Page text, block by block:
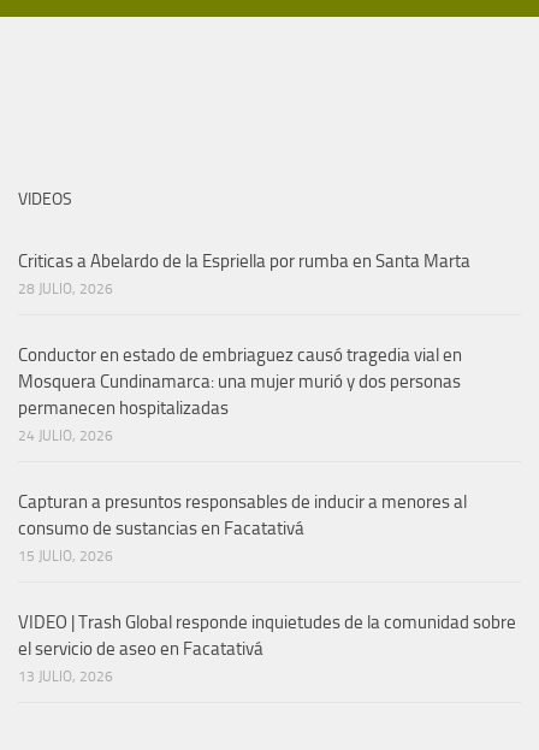
VIDEOS
Criticas a Abelardo de la Espriella por rumba en Santa Marta
28 JULIO, 2026
Conductor en estado de embriaguez causó tragedia vial en
Mosquera Cundinamarca: una mujer murió y dos personas
permanecen hospitalizadas
24 JULIO, 2026
Capturan a presuntos responsables de inducir a menores al
consumo de sustancias en Facatativá
15 JULIO, 2026
VIDEO | Trash Global responde inquietudes de la comunidad sobre
el servicio de aseo en Facatativá
13 JULIO, 2026